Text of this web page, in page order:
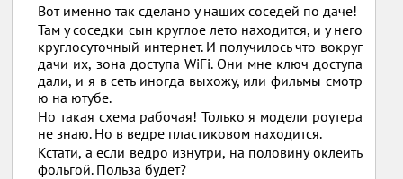
Вот именно так сделано у наших соседей по даче!
Там у соседки сын круглое лето находится, и у него
круглосуточный интернет. И получилось что вокруг
дачи их, зона доступа WiFi. Они мне ключ доступа
дали, и я в сеть иногда выхожу, или фильмы смотр
ю на ютубе.
Но такая схема рабочая! Только я модели роутера
не знаю. Но в ведре пластиковом находится.
Кстати, а если ведро изнутри, на половину оклеить
фольгой. Польза будет?